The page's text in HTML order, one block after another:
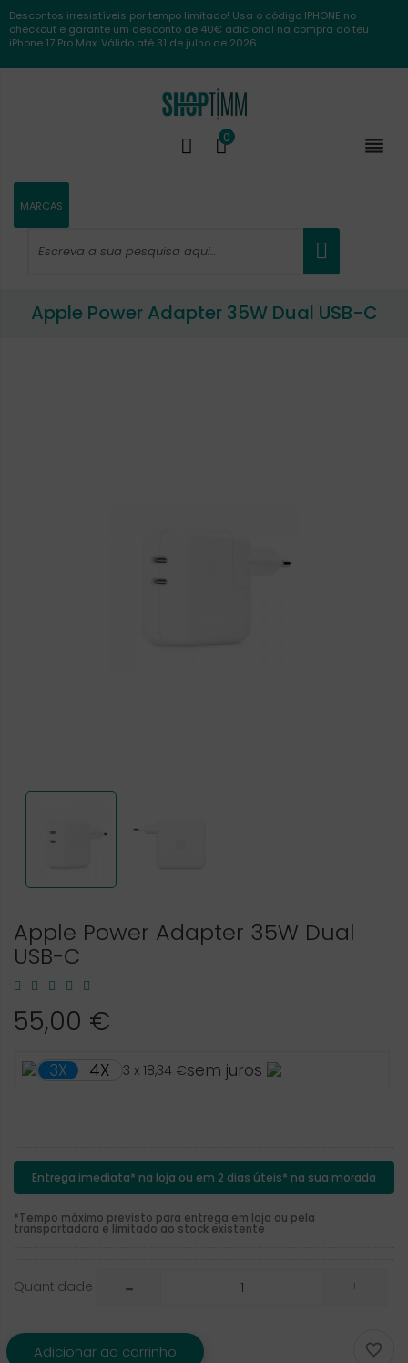
Descontos irresistíveis por tempo limitado! Usa o código IPHONE no
checkout e garante um desconto de 40€ adicional na compra do teu
iPhone 17 Pro Max. Válido até 31 de julho de 2026.

0
MARCAS
Apple Power Adapter 35W Dual USB-C
Apple Power Adapter 35W Dual
USB-C
55,00 €
3X 4X 3 x 18,34 €sem juros
Entrega imediata* na loja ou em 2 dias úteis* na sua morada
*Tempo máximo previsto para entrega em loja ou pela
transportadora e limitado ao stock existente
Quantidade
Adicionar ao carrinho 